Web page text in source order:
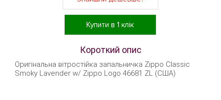
Купити в 1 клік
Короткий опис
Оригінальна вітростійка запальничка Zippo Classic
Smoky Lavender w/ Zippo Logo 46681 ZL (США)